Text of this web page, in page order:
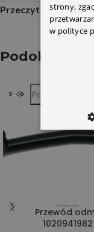
Przeczytaj Przed
Podobne
SOLD OUT
Przewód
1020941982
Porównywarka
strony,
w polityce